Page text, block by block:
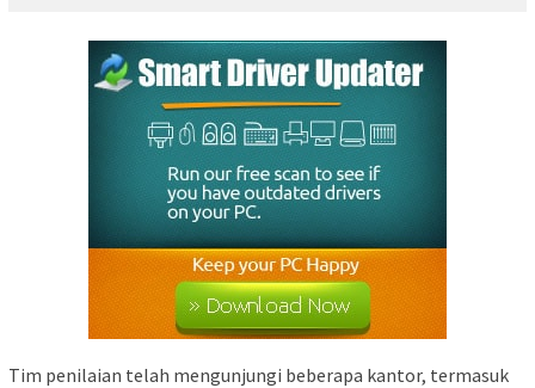
Tim penilaian telah mengunjungi beberapa kantor, termasuk